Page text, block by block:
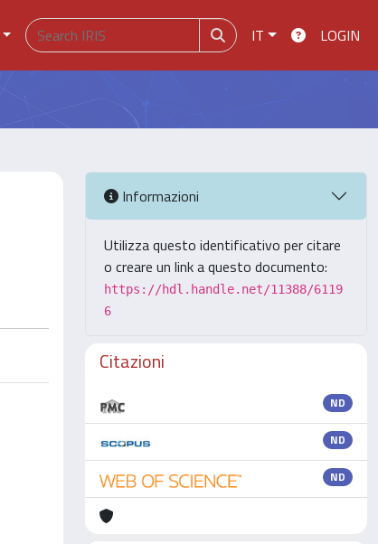
IT LOGIN
Informazioni
Utilizza questo identificativo per citare
o creare un link a questo documento:
https://hdl.handle.net/11388/6119
6
Citazioni
ND
ND
ND